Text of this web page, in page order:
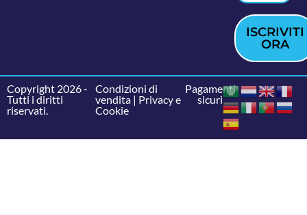
ISCRIVITI
ORA
Copyright 2026 -
Tutti i diritti
riservati.
Condizioni di
vendita| Privacy e
Cookie
Pagamenti
sicuri